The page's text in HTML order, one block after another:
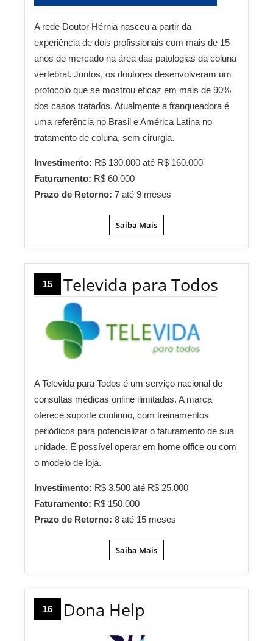
A rede Doutor Hérnia nasceu a partir da
experiência de dois profissionais com mais de 15
anos de mercado na área das patologias da coluna
vertebral. Juntos, os doutores desenvolveram um
protocolo que se mostrou eficaz em mais de 90%
dos casos tratados. Atualmente a franqueadora é
uma referência no Brasil e América Latina no
tratamento de coluna, sem cirurgia.
Investimento: R$ 130.000 até R$ 160.000
Faturamento: R$ 60.000
Prazo de Retorno: 7 até 9 meses
Saiba Mais
15 Televida para Todos
A Televida para Todos é um serviço nacional de
consultas médicas online ilimitadas. A marca
oferece suporte continuo, com treinamentos
periódicos para potencializar o faturamento de sua
unidade. É possível operar em home office ou com
o modelo de loja.
Investimento: R$ 3.500 até R$ 25.000
Faturamento: R$ 150.000
Prazo de Retorno: 8 até 15 meses
Saiba Mais
16 Dona Help